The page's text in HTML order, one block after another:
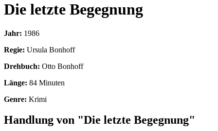
Die letzte Begegnung
Jahr: 1986
Regie: Ursula Bonhoff
Drehbuch: Otto Bonhoff
Länge: 84 Minuten
Genre: Krimi
Handlung von "Die letzte Begegnung"